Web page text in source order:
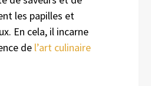
les papilles et
En cela, il incarne
de l’art culinaire